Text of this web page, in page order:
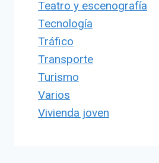
Teatro y escenografía
Tecnología
Tráfico
Transporte
Turismo
Varios
Vivienda joven